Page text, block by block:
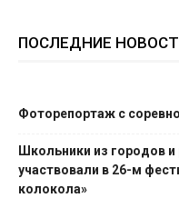
ПОСЛЕДНИЕ
Фоторепортаж с
Школьники из городов и
участвовали в 26-м
колокола»